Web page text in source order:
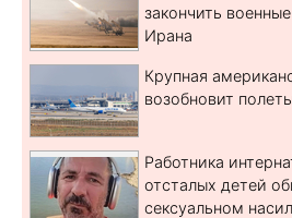
закончить
Ирана
Крупная
возобновит
Работника
отсталых детей
сексуальном